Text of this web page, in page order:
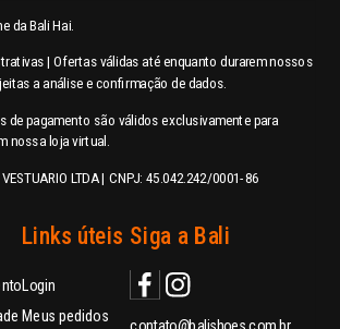
da Bali Hai.
| Ofertas válidas até enquanto durarem nossos
a análise e confirmação de dados.
de pagamento são válidos exclusivamente para
nossa loja virtual.
LTDA | CNPJ: 45.042.242/0001-86
Links úteis
Login
Meus pedidos
Siga a Bali